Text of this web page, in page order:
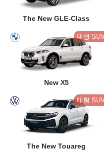
The New GLE-Class
대형
New X5
대형
The New Touareg